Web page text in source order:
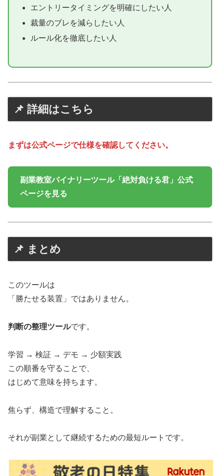
エントリータイミングを明確にしたい人
裁量のブレを減らしたい人
ルール化を徹底したい人
📌 詳細はこちら
まずは公式ページで仕様を確認してください。
副業教室バイナリーツール「絶対負ける君」公式
ページを見る
📌 まとめ
このツールは
「勝たせる装置」ではありません。
判断の整理ツールです。
学習 → 検証 → デモ → 少額実践
この順番を守ることで、
はじめて意味を持ちます。
焦らず、構造で理解すること。
それが副業として継続するための最短ルートです。